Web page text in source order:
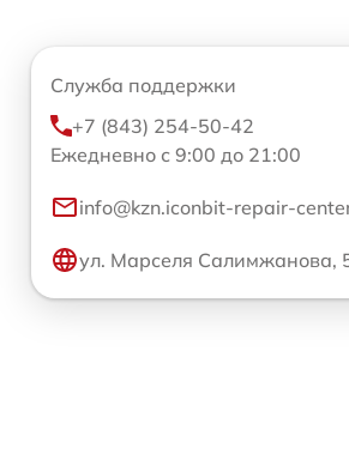
Служба поддержки
+7 (843) 254-50-42
Ежедневно с 9:00 до 21:00
info@kzn.iconbit-repair-
ул. Марселя Салимжанова,